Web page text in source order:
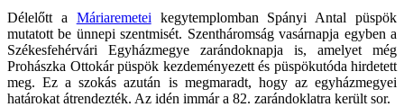
Délelőtt a Máriaremetei kegytemplomban Spányi Antal püspök
mutatott be ünnepi szentmisét. Szentháromság vasárnapja egyben a
Székesfehérvári Egyházmegye zarándoknapja is, amelyet még
Prohászka Ottokár püspök kezdeményezett és püspökutóda hirdetett
meg. Ez a szokás azután is megmaradt, hogy az egyházmegyei
határokat átrendezték. Az idén immár a 82. zarándoklatra került sor.